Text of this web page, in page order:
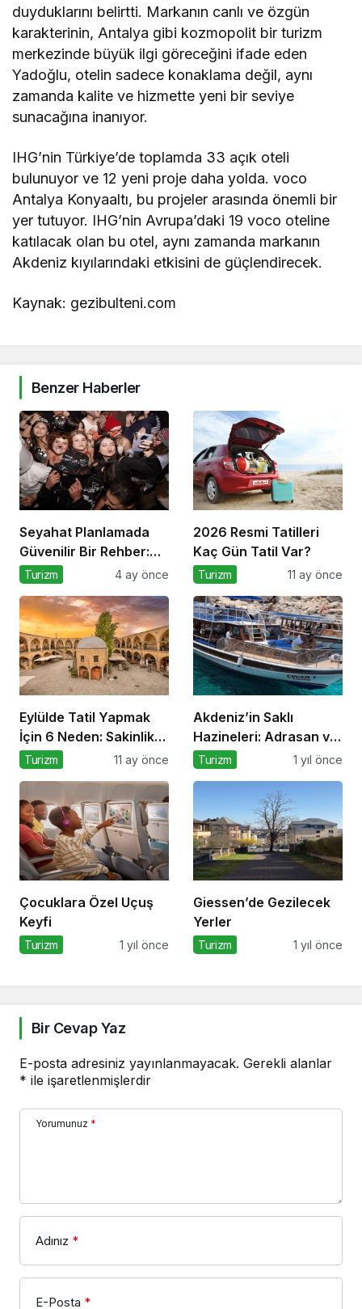
duyduklarını belirtti. Markanın canlı ve özgün
karakterinin, Antalya gibi kozmopolit bir turizm
merkezinde büyük ilgi göreceğini ifade eden
Yadoğlu, otelin sadece konaklama değil, aynı
zamanda kalite ve hizmette yeni bir seviye
sunacağına inanıyor.
IHG’nin Türkiye’de toplamda 33 açık oteli
bulunuyor ve 12 yeni proje daha yolda. voco
Antalya Konyaaltı, bu projeler arasında önemli bir
yer tutuyor. IHG’nin Avrupa’daki 19 voco oteline
katılacak olan bu otel, aynı zamanda markanın
Akdeniz kıyılarındaki etkisini de güçlendirecek.
Kaynak: gezibulteni.com
Benzer Haberler
Seyahat Planlamada
Güvenilir Bir Rehber:
Tripcoholic
Turizm 4 ay önce
2026 Resmi Tatilleri
Kaç Gün Tatil Var?
Turizm 11 ay önce
Eylülde Tatil Yapmak
İçin 6 Neden: Sakinlik,
Ekonomi ve Keyif Bir
Turizm 11 ay önce
Akdeniz’in Saklı
Hazineleri: Adrasan ve
Çevresi
Turizm 1 yıl önce
Çocuklara Özel Uçuş
Keyfi
Turizm 1 yıl önce
Giessen’de Gezilecek
Yerler
Turizm 1 yıl önce
Bir Cevap Yaz
E-posta adresiniz yayınlanmayacak. Gerekli alanlar
* ile işaretlenmişlerdir
Yorumunuz *
Adınız *
E-Posta *